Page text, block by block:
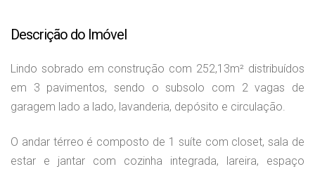
Descrição do Imóvel
Lindo sobrado em construção com 252,13m² distribuídos
em 3 pavimentos, sendo o subsolo com 2 vagas de
garagem lado a lado, lavanderia, depósito e circulação.
O andar térreo é composto de 1 suíte com closet, sala de
estar e jantar com cozinha integrada, lareira, espaço